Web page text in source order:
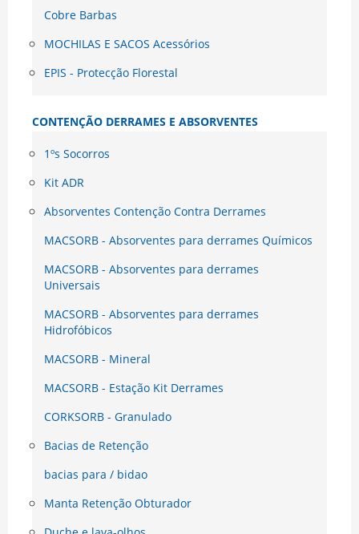
Cobre Barbas
MOCHILAS E SACOS Acessórios
EPIS - Protecção Florestal
CONTENÇÃO DERRAMES E ABSORVENTES
1ºs Socorros
Kit ADR
Absorventes Contenção Contra Derrames
MACSORB - Absorventes para derrames Químicos
MACSORB - Absorventes para derrames
Universais
MACSORB - Absorventes para derrames
Hidrofóbicos
MACSORB - Mineral
MACSORB - Estação Kit Derrames
CORKSORB - Granulado
Bacias de Retenção
bacias para / bidao
Manta Retenção Obturador